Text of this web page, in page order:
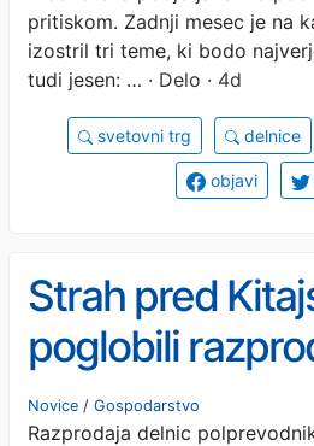
pritiskom. Zadnji mesec je na
izostril tri teme, ki bodo
tudi jesen: … · Delo · 4d
svetovni trg delnice
objavi
Strah pred
poglobili
čiparjev
Novice / Gospodarstvo
Razprodaja delnic